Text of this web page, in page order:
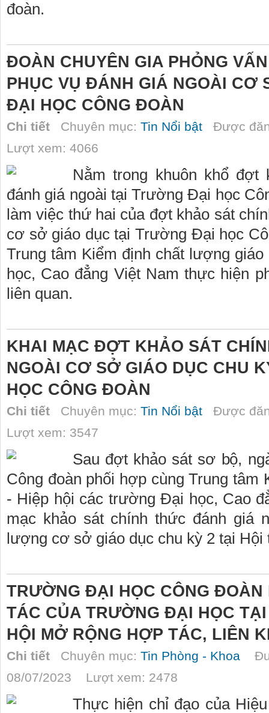
đoàn.
ĐOÀN CHUYÊN GIA PHỎNG
PHỤC VỤ ĐÁNH GIÁ NGOÀI CƠ
ĐẠI HỌC CÔNG ĐOÀN
Chi tiết Chuyên mục: Tin Nổi bật Được
Lượt xem: 4066
Nằm trong khuôn khổ
đánh giá ngoài tại Trường Đại học
làm việc thứ hai của đợt khảo sát
cơ sở giáo dục tại Trường Đại học
Trung tâm Kiểm định chất lượng
học, Cao đẳng Việt Nam thực hiện
liên quan.
KHAI MẠC ĐỢT KHẢO SÁT
NGOÀI CƠ SỞ GIÁO DỤC CHU
HỌC CÔNG ĐOÀN
Chi tiết Chuyên mục: Tin Nổi bật Được
Lượt xem: 3547
Sau đợt khảo sát sơ bộ,
Công đoàn phối hợp cùng Trung tâm
- Hiệp hội các trường Đại học, Cao
mạc khảo sát chính thức đánh giá
lượng cơ sở giáo dục chu kỳ 2 tại Hội
TRƯỜNG ĐẠI HỌC CÔNG
TÁC CỦA TRƯỜNG ĐẠI HỌC
HỘI MỞ RỘNG HỢP TÁC, LIÊN
Chi tiết Chuyên mục: Tin Phòng - Khoa
08/07/2023 Lượt xem: 2478
Thực hiện chỉ đạo của